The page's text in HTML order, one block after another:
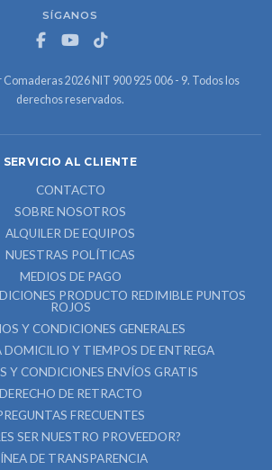
SÍGANOS
2026 NIT 900 925 006 - 9. Todos los
derechos reservados.
SERVICIO AL CLIENTE
CONTACTO
SOBRE NOSOTROS
ALQUILER DE EQUIPOS
NUESTRAS POLÍTICAS
MEDIOS DE PAGO
PRODUCTO REDIMIBLE PUNTOS
ROJOS
Y CONDICIONES GENERALES
DOMICILIO Y TIEMPOS DE ENTREGA
Y CONDICIONES ENVÍOS GRATIS
DERECHO DE RETRACTO
FRECUENTES
SER NUESTRO PROVEEDOR?
DE TRANSPARENCIA